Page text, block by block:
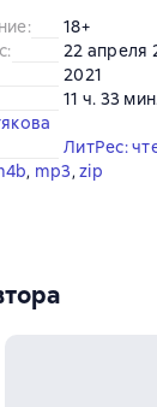
:
18+
:
22 апреля
2021
11 ч. 33
ЛитРес:
, mp3, zip